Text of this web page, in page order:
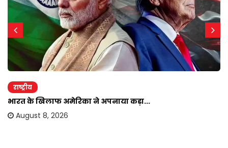
राष्ट्रीय
भारत के खिलाफ अमेरिका ने अपनाया कड़ा...
August 8, 2026